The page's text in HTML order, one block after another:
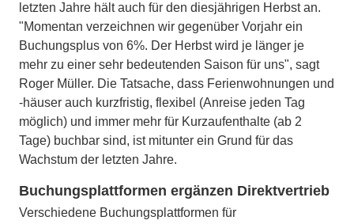
letzten Jahre hält auch für den diesjährigen Herbst an.
"Momentan verzeichnen wir gegenüber Vorjahr ein
Buchungsplus von 6%. Der Herbst wird je länger je
mehr zu einer sehr bedeutenden Saison für uns", sagt
Roger Müller. Die Tatsache, dass Ferienwohnungen und
-häuser auch kurzfristig, flexibel (Anreise jeden Tag
möglich) und immer mehr für Kurzaufenthalte (ab 2
Tage) buchbar sind, ist mitunter ein Grund für das
Wachstum der letzten Jahre.
Buchungsplattformen ergänzen Direktvertrieb
Verschiedene Buchungsplattformen für